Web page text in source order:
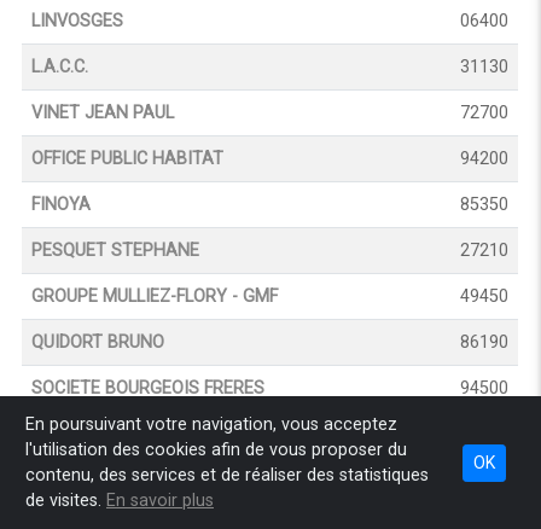
LINVOSGES 06400
L.A.C.C. 31130
VINET JEAN PAUL 72700
OFFICE PUBLIC HABITAT 94200
FINOYA 85350
PESQUET STEPHANE 27210
GROUPE MULLIEZ-FLORY - GMF 49450
QUIDORT BRUNO 86190
SOCIETE BOURGEOIS FRERES 94500
GESTION ET TRANSACTIONS DE FRANCE
SMSAS IMMO 75001
En poursuivant votre navigation, vous acceptez
l'utilisation des cookies afin de vous proposer du
contenu, des services et de réaliser des statistiques
de visites. En savoir plus
OK